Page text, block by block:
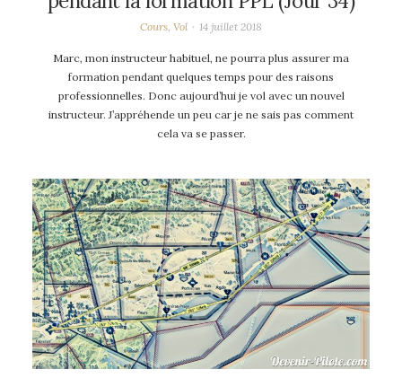
Cours, Vol 14 juillet 2018
Marc, mon instructeur habituel, ne pourra plus assurer ma
formation pendant quelques temps pour des raisons
professionnelles. Donc aujourd’hui je vol avec un nouvel
instructeur. J’appréhende un peu car je ne sais pas comment
cela va se passer.